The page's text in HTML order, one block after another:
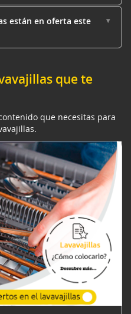
están en oferta este
que te
que necesitas para